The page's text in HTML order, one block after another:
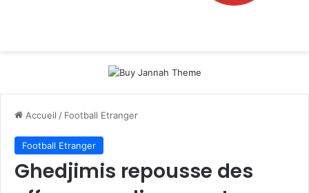
Accueil / Football Etranger
Football Etranger
Ghedjimis repousse des